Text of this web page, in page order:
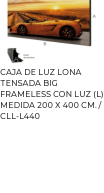
CAJA DE LUZ LONA
TENSADA BIG
FRAMELESS CON LUZ (L)
MEDIDA 200 X 400 CM. /
CLL-L440